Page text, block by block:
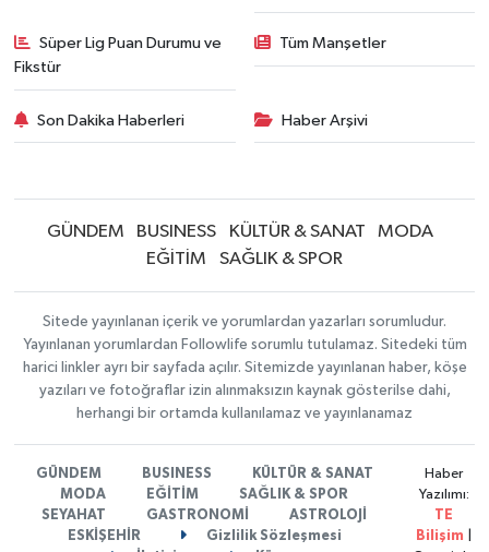
Süper Lig Puan Durumu ve
Fikstür
Tüm Manşetler
Son Dakika Haberleri Haber Arşivi
GÜNDEM BUSINESS KÜLTÜR & SANAT
MODA
EĞİTİM
SAĞLIK & SPOR
Sitede yayınlanan içerik ve yorumlardan yazarları sorumludur.
Yayınlanan yorumlardan Followlife sorumlu tutulamaz. Sitedeki tüm
harici linkler ayrı bir sayfada açılır. Sitemizde yayınlanan haber, köşe
yazıları ve fotoğraflar izin alınmaksızın kaynak gösterilse dahi,
herhangi bir ortamda kullanılamaz ve yayınlanamaz
GÜNDEM BUSINESS
KÜLTÜR & SANAT
MODA
EĞİTİM
SAĞLIK & SPOR
SEYAHAT
GASTRONOMİ
ASTROLOJİ
ESKİŞEHİR
Gizlilik Sözleşmesi
Haber
Yazılımı:
TE
Bilişim